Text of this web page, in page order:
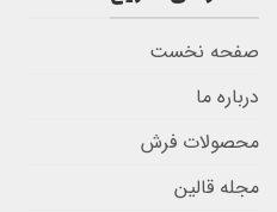
صفحه نخست
درباره ما
محصولات فرش
مجله قالین